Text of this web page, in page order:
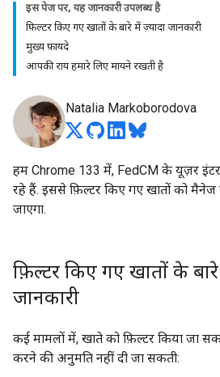
इस पेज पर, यह जानकारी उपलब्ध है
फ़िल्टर किए गए खातों के बारे में ज़्यादा जानकारी
मुख्य फ़ायदे
आपकी राय हमारे लिए मायने रखती है
Natalia Markoborodova
हम Chrome 133 में, FedCM के यूज़र
रहे हैं. इससे फ़िल्टर किए गए खातों को
जाएगा.
फ़िल्टर किए गए खातों के
जानकारी
कई मामलों में, खाते को फ़िल्टर किया जा
करने की अनुमति नहीं दी जा सकती: